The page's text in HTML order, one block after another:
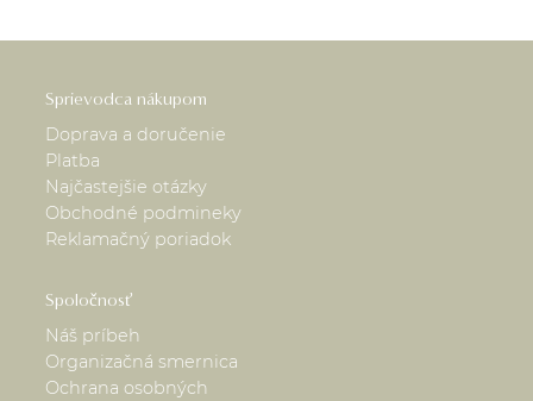
Sprievodca nákupom
Doprava a doručenie
Platba
Najčastejšie otázky
Obchodné podmineky
Reklamačný poriadok
Spoločnosť
Náš príbeh
Organizačná smernica
Ochrana osobných